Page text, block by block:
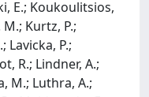
E.; Koukoulitsios,
M.; Kurtz, P.;
Lavicka, P.;
R.; Lindner, A.;
M.; Luthra, A.;